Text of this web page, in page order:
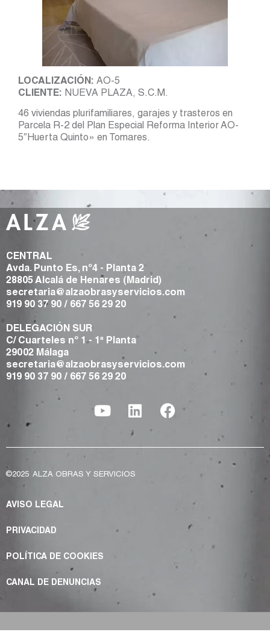
LOCALIZACIÓN: AO-5
CLIENTE: NUEVA PLAZA, S.C.M.
46 viviendas plurifamiliares, garajes y trasteros en
Parcela R-2 del Plan Especial Reforma Interior AO-
5″Huerta Quinto» en Tomares.
CENTRAL
Avda. Punto Es, nº4 - Planta 2
28805 Alcalá de Henares (Madrid)
secretaria@alzaobrasyservicios.com
919 90 37 90 / 667 56 29 20
DELEGACIÓN SUR
C/ Cuarteles nº 1 - 1ª Planta
29002 Málaga
secretaria@alzaobrasyservicios.com
919 90 37 90 / 667 56 29 20
©2025 ALZA OBRAS Y SERVICIOS
AVISO LEGAL
PRIVACIDAD
POLÍTICA DE COOKIES
CANAL DE DENUNCIAS